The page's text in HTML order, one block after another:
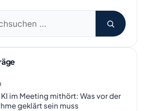
im Meeting mithört: Was vor der
geklärt sein muss